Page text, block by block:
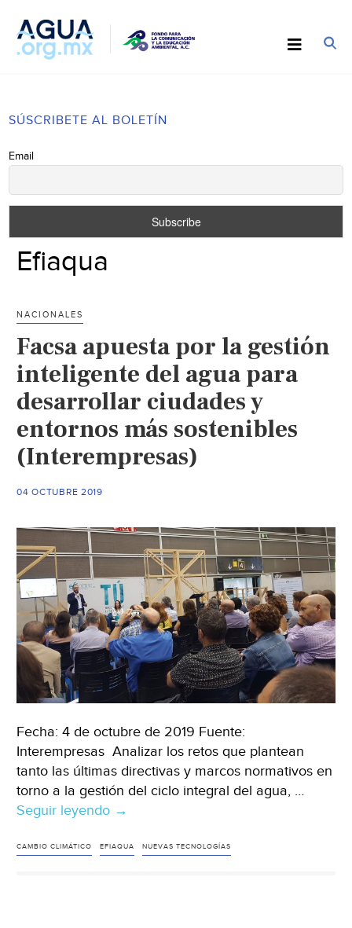
SÚSCRIBETE AL BOLETÍN
Email
Efiaqua
NACIONALES
Facsa apuesta por la gestión
inteligente del agua para
desarrollar ciudades y
entornos más sostenibles
(Interempresas)
04 OCTUBRE 2019
Fecha: 4 de octubre de 2019 Fuente:
Interempresas Analizar los retos que plantean
tanto las últimas directivas y marcos normativos en
torno a la gestión del ciclo integral del agua, …
Seguir leyendo Facsa
por
→
CAMBIO CLIMÁTICO EFIAQUA NUEVAS TECNOLOGÍAS